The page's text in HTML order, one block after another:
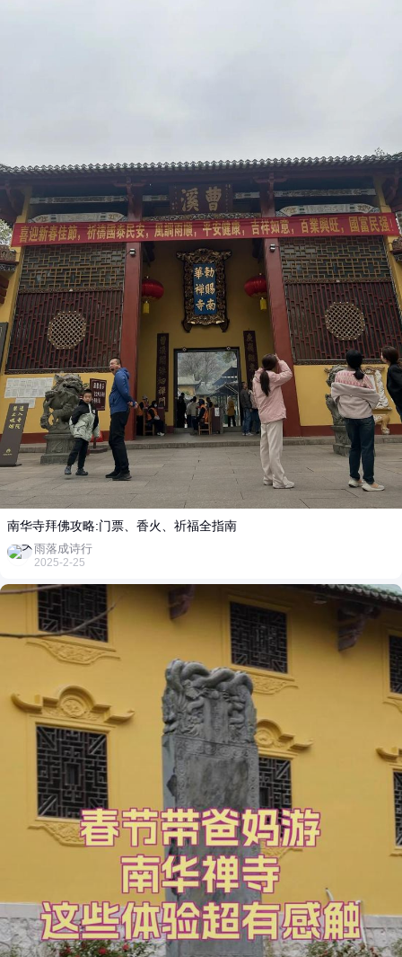
南华寺拜佛攻略:门票、香火、祈福全指南
雨落成诗行
2025-2-25